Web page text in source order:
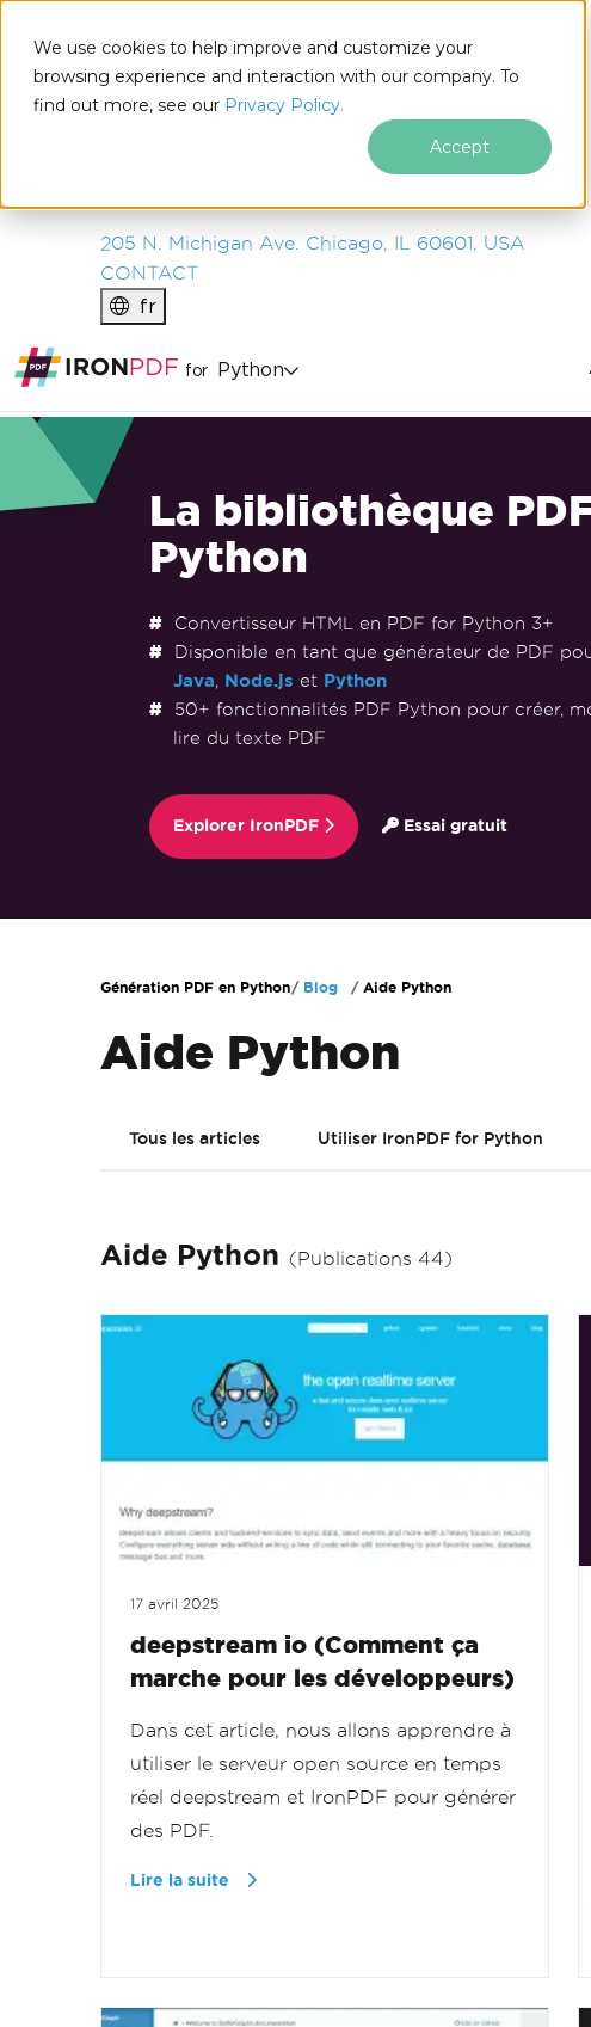
We use cookies to help improve and customize your
browsing experience and interaction with our company. To
find out more, see our Privacy Policy.
Accept
IRONSOFTWARE
PRODUITS
ENTREPRISE
205 N. Michigan Ave. Chicago, IL 60601, USA
CONTACT
fr
for Python
La bibliothèque
Python
Convertisseur HTML en PDF for Python 3+
Disponible en tant que générateur de PDF
Java, Node.js et Python
50+ fonctionnalités PDF Python pour créer,
lire du texte PDF
Explorer IronPDF Essai gratuit
Génération PDF en Python Blog Aide Python
Aide Python
Tous les articles Utiliser IronPDF for Python
Aide Python (Publications 44)
17 avril 2025
deepstream io (Comment ça
marche pour les développeurs)
Dans cet article, nous allons apprendre à
utiliser le serveur open source en temps
réel deepstream et IronPDF pour générer
des PDF.
Lire la suite